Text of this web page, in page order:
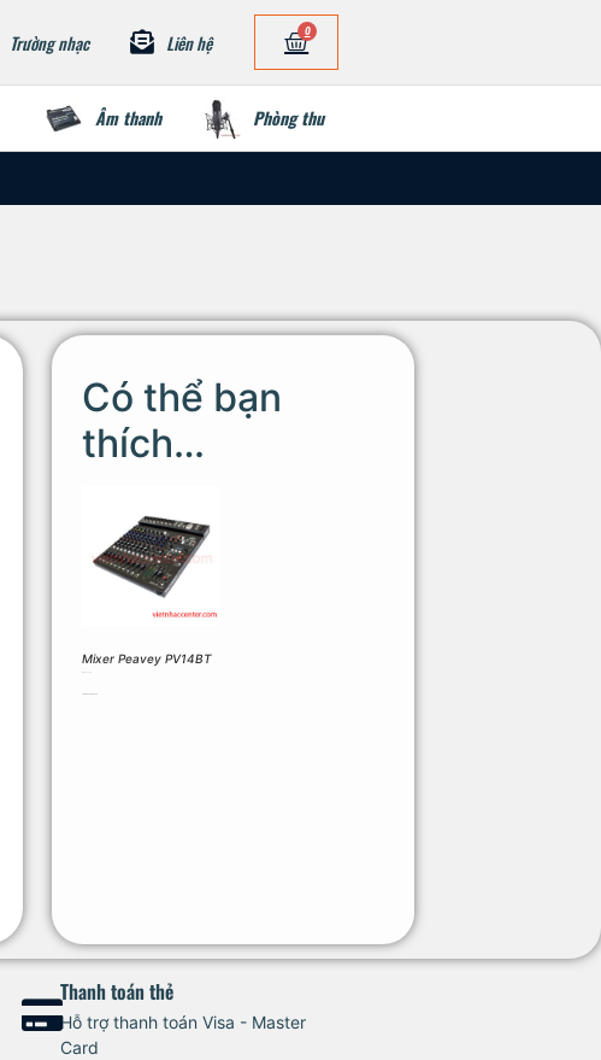
Trường nhạc Liên hệ 0
Âm thanh Phòng thu
Có thể bạn
thích…
Mixer Peavey PV14BT
Thanh toán thẻ
Hỗ trợ thanh toán Visa - Master
Card